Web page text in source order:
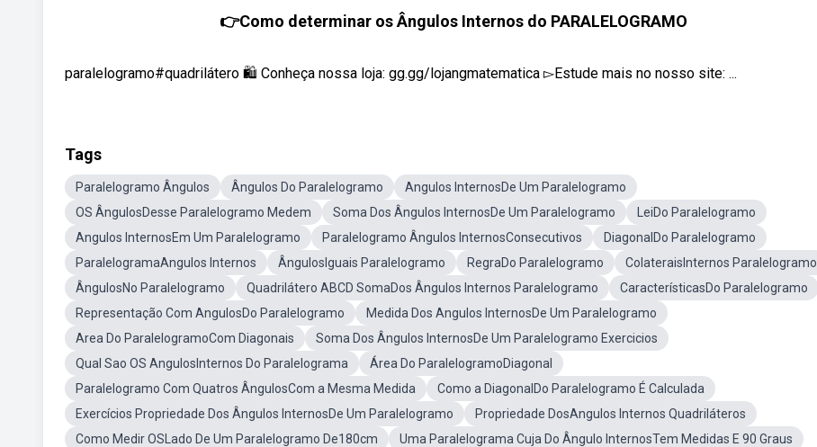
👉Como determinar os Ângulos Internos do PARALELOGRAMO
paralelogramo#quadrilátero 🛍️ Conheça nossa loja: gg.gg/lojangmatematica ▻Estude mais no nosso site: ...
Tags
Paralelogramo Ângulos Ângulos Do Paralelogramo
Angulos InternosDe Um Paralelogramo
OS ÂngulosDesse Paralelogramo Medem
Soma Dos Ângulos InternosDe Um Paralelogramo
LeiDo Paralelogramo
Angulos InternosEm Um Paralelogramo
Paralelogramo Ângulos InternosConsecutivos
DiagonalDo Paralelogramo
ParalelogramaAngulos Internos
ÂngulosIguais Paralelogramo RegraDo Paralelogramo
ColateraisInternos Paralelogramo
ÂngulosNo Paralelogramo
Quadrilátero ABCD SomaDos Ângulos Internos Paralelogramo
CaracterísticasDo Paralelogramo
Representação Com AngulosDo Paralelogramo
Medida Dos Angulos InternosDe Um Paralelogramo
Area Do ParalelogramoCom Diagonais
Soma Dos Ângulos InternosDe Um Paralelogramo Exercicios
Qual Sao OS AngulosInternos Do Paralelograma
Área Do ParalelogramoDiagonal
Paralelogramo Com Quatros ÂngulosCom a Mesma Medida
Como a DiagonalDo Paralelogramo É Calculada
Exercícios Propriedade Dos Ângulos InternosDe Um Paralelogramo
Propriedade DosAngulos Internos Quadriláteros
Como Medir OSLado De Um Paralelogramo De180cm
Uma Paralelograma Cuja Do Ângulo InternosTem Medidas E 90 Graus